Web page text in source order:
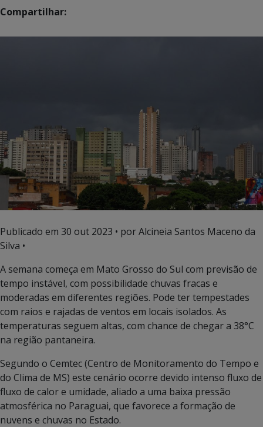
Compartilhar:
Publicado em 30 out 2023 • por Alcineia Santos Maceno da
Silva •
A semana começa em Mato Grosso do Sul com previsão de
tempo instável, com possibilidade chuvas fracas e
moderadas em diferentes regiões. Pode ter tempestades
com raios e rajadas de ventos em locais isolados. As
temperaturas seguem altas, com chance de chegar a 38°C
na região pantaneira.
Segundo o Cemtec (Centro de Monitoramento do Tempo e
do Clima de MS) este cenário ocorre devido intenso fluxo de
fluxo de calor e umidade, aliado a uma baixa pressão
atmosférica no Paraguai, que favorece a formação de
nuvens e chuvas no Estado.